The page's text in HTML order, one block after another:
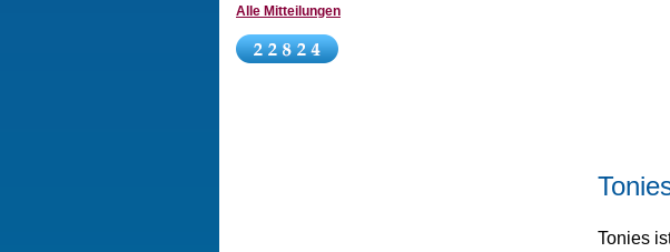
Alle Mitteilungen
Tonies